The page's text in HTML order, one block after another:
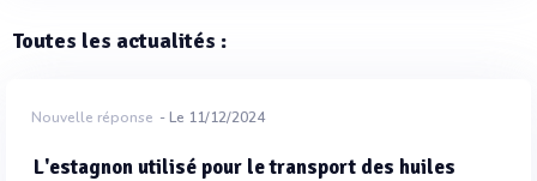
Toutes les actualités :
Nouvelle réponse - Le 11/12/2024
L'estagnon utilisé pour le transport des huiles